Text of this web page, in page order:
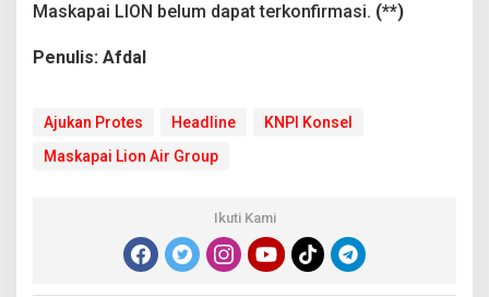
Maskapai LION belum dapat terkonfirmasi. (**)
Penulis: Afdal
Ajukan Protes Headline
KNPI Konsel
Maskapai Lion Air Group
Ikuti Kami